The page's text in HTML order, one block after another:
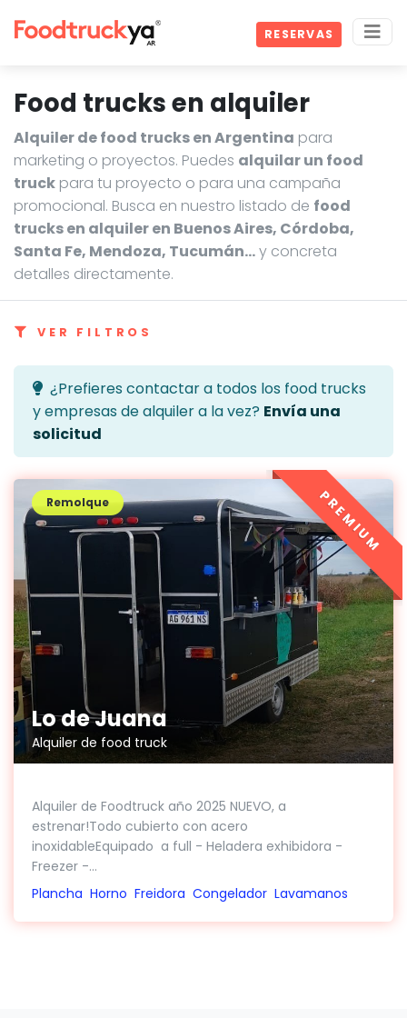
RESERVAS
Food trucks en alquiler
Alquiler de food trucks en Argentina para
marketing o proyectos. Puedes alquilar un food
truck para tu proyecto o para una campaña
promocional. Busca en nuestro listado de food
trucks en alquiler en Buenos Aires, Córdoba,
Santa Fe, Mendoza, Tucumán…y concreta
detalles directamente.
VER FILTROS
¿Prefieres contactar a todos los food trucks
y empresas de alquiler a la vez? Envía una
solicitud
Lo de Juana
Alquiler de food truck
Remolque
Alquiler de Foodtruck año 2025 NUEVO, a
estrenar!Todo cubierto con acero
inoxidableEquipado a full - Heladera exhibidora -
Freezer -...
Plancha Horno Freidora Congelador Lavamanos
PREMIUM